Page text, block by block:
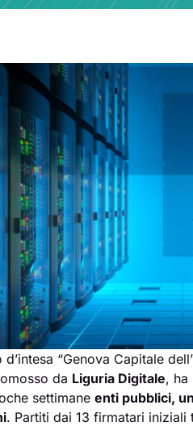
“Genova Capitale
da Liguria Digitale,
settimaneenti pubblici,
. Partiti dai 13 firmatari iniziali